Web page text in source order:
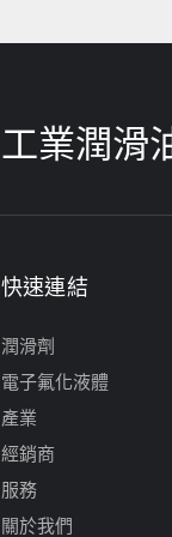
工業潤滑
快速連結
潤滑劑
電子氟化液體
產業
經銷商
服務
關於我們